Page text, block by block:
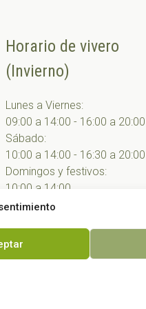
Horario de vivero
(Invierno)
Lunes a Viernes:
09:00 a 14:00 - 16:00 a 20:00
Sábado:
10:00 a 14:00 - 16:30 a 20:00
Domingos y festivos:
10:00 a 14:00
por